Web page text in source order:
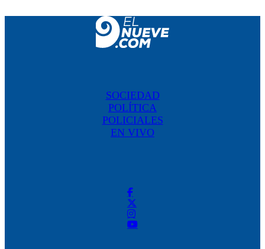
SOCIEDAD
POLÍTICA
POLICIALES
EN VIVO